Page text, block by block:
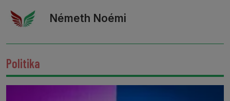
Németh Noémi
Politika